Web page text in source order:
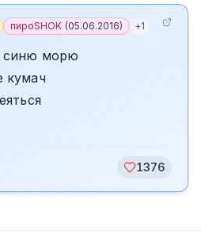
пироSHOK (05.06.2016) +1
синю морю
кумач
1376